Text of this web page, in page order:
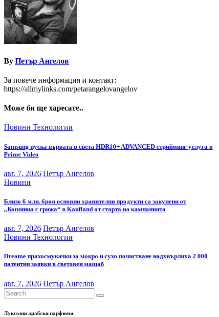
By Петър Ангелов
За повече информация и контакт:
https://allmylinks.com/petarangelovangelov
Може би ще харесате..
Новини Технологии
Samsung пуска първата в света HDR10+ ADVANCED стрийминг услуга в
Prime Video
авг. 7, 2026 Петър Ангелов
Новини
Близо 6 млн. броя основни хранителни продукти са закупени от
„Кошница с грижа“ в Kaufland от старта на кампанията
авг. 7, 2026 Петър Ангелов
Новини Технологии
Dreame прахосмукачки за мокро и сухо почистване надхвърлиха 2 000
патентни заявки в световен мащаб
авг. 7, 2026 Петър Ангелов
Луксозни арабски парфюми